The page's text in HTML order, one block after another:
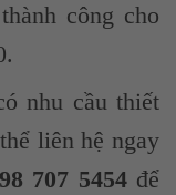
công cho
nhu cầu thiết
liên hệ ngay
707 5454để